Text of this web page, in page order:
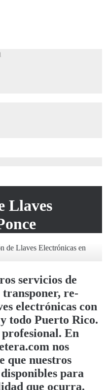
Llaves
de Llaves Electrónicas en
servicios de
re-
electrónicas con
todo Puerto Rico.
En
nos
que nuestros
para
que ocurra.